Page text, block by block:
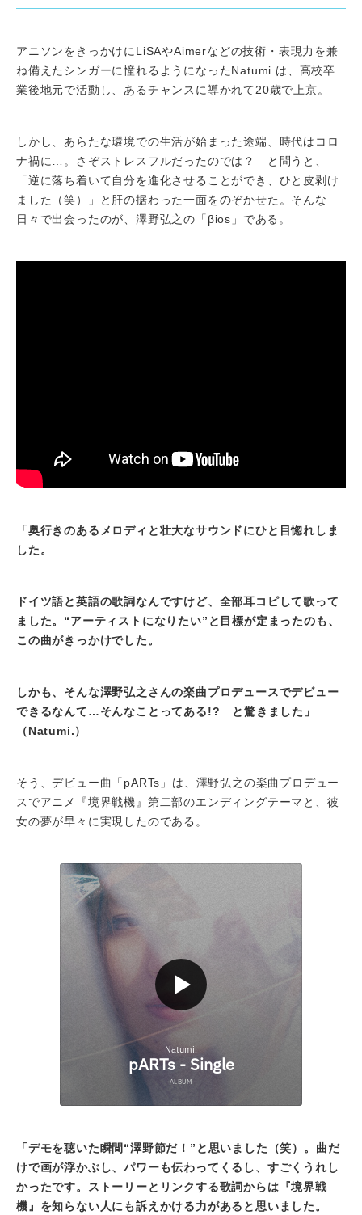
アニソンをきっかけにLiSAやAimerなどの技術・表現力を兼
ね備えたシンガーに憧れるようになったNatumi.は、高校卒
業後地元で活動し、あるチャンスに導かれて20歳で上京。
しかし、あらたな環境での生活が始まった途端、時代はコロ
ナ禍に…。さぞストレスフルだったのでは？ と問うと、
「逆に落ち着いて自分を進化させることができ、ひと皮剥け
ました（笑）」と肝の据わった一面をのぞかせた。そんな
日々で出会ったのが、澤野弘之の「βios」である。
「奥行きのあるメロディと壮大なサウンドにひと目惚れしま
した。
ドイツ語と英語の歌詞なんですけど、全部耳コピして歌って
ました。“アーティストになりたい”と目標が定まったのも、
この曲がきっかけでした。
しかも、そんな澤野弘之さんの楽曲プロデュースでデビュー
できるなんて…そんなことってある!? と驚きました」
（Natumi.）
そう、デビュー曲「pARTs」は、澤野弘之の楽曲プロデュー
スでアニメ『境界戦機』第二部のエンディングテーマと、彼
女の夢が早々に実現したのである。
「デモを聴いた瞬間“澤野節だ！”と思いました（笑）。曲だ
けで画が浮かぶし、パワーも伝わってくるし、すごくうれし
かったです。ストーリーとリンクする歌詞からは『境界戦
機』を知らない人にも訴えかける力があると思いました。